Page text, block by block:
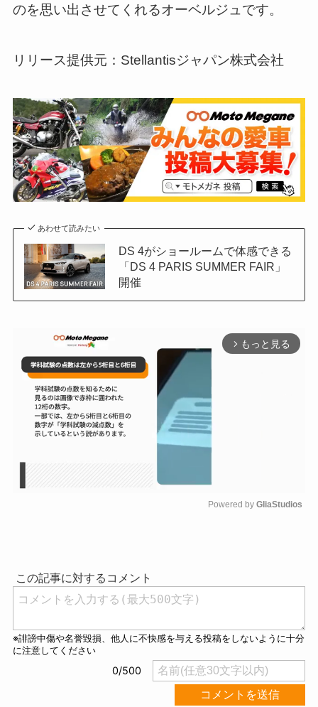
のを思い出させてくれるオーベルジュです。
リリース提供元：Stellantisジャパン株式会社
あわせて読みたい
DS 4がショールームで体感できる
「DS 4 PARIS SUMMER FAIR」
開催
arrow_forward_ios もっと見る
Powered by GliaStudios